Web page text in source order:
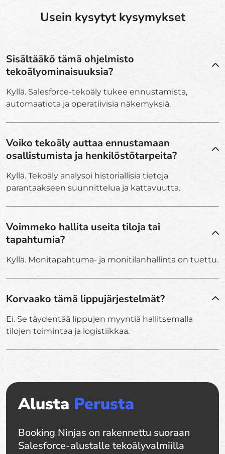
Usein kysytyt kysymykset
Sisältääkö tämä ohjelmisto
tekoälyominaisuuksia?
Kyllä. Salesforce-tekoäly tukee ennustamista,
automaatiota ja operatiivisia näkemyksiä.
Voiko tekoäly auttaa ennustamaan
osallistumista ja henkilöstötarpeita?
Kyllä. Tekoäly analysoi historiallisia tietoja
parantaakseen suunnittelua ja kattavuutta.
Voimmeko hallita useita tiloja tai
tapahtumia?
Kyllä. Monitapahtuma- ja monitilanhallinta on tuettu.
Korvaako tämä lippujärjestelmät?
Ei. Se täydentää lippujen myyntiä hallitsemalla
tilojen toimintaa ja logistiikkaa.
Alusta Perusta
Booking Ninjas on rakennettu suoraan
Salesforce-alustalle tekoälyvalmiilla